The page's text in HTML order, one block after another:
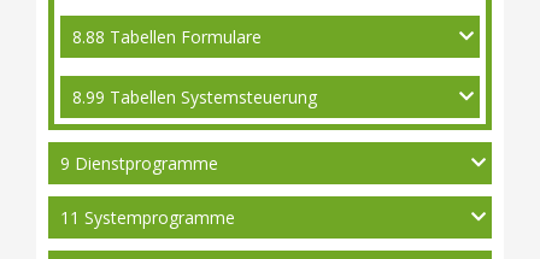
8.88 Tabellen Formulare
8.99 Tabellen Systemsteuerung
9 Dienstprogramme
11 Systemprogramme